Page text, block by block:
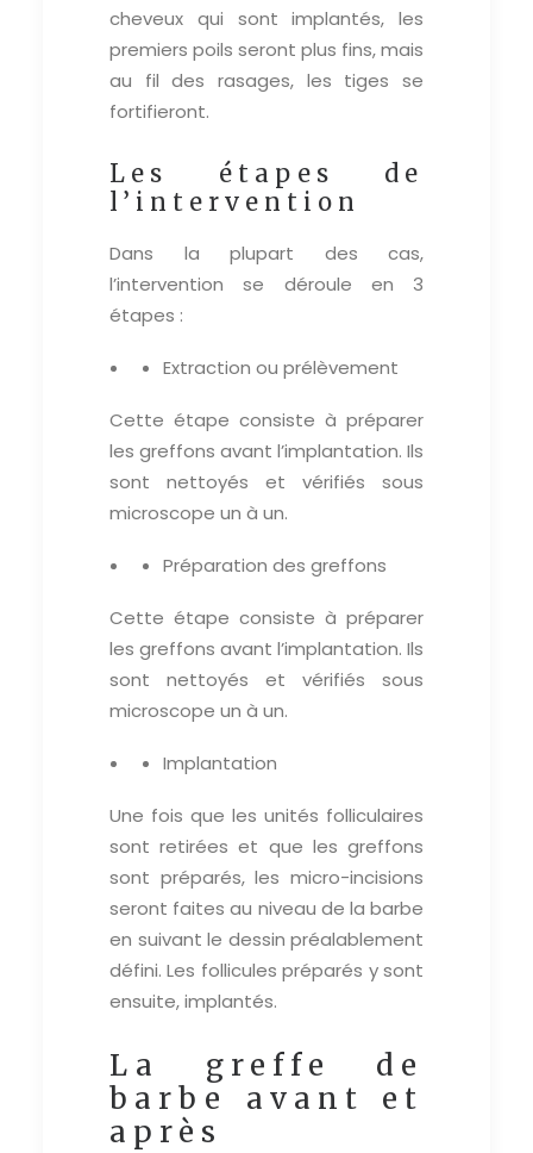
cheveux qui sont implantés, les
premiers poils seront plus fins, mais
au fil des rasages, les tiges se
fortifieront.
Les étapes de
l’intervention
Dans la plupart des cas,
l’intervention se déroule en 3
étapes :
Extraction ou prélèvement
Cette étape consiste à préparer
les greffons avant l’implantation. Ils
sont nettoyés et vérifiés sous
microscope un à un.
Préparation des greffons
Cette étape consiste à préparer
les greffons avant l’implantation. Ils
sont nettoyés et vérifiés sous
microscope un à un.
Implantation
Une fois que les unités folliculaires
sont retirées et que les greffons
sont préparés, les micro-incisions
seront faites au niveau de la barbe
en suivant le dessin préalablement
défini. Les follicules préparés y sont
ensuite, implantés.
La greffe de
barbe avant et
après